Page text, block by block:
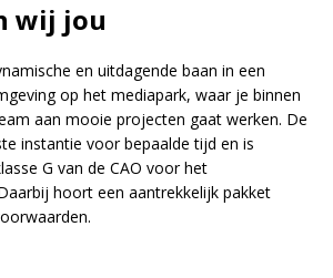
wij jou
en uitdagende baan in een
op het mediapark, waar je binnen
aan mooie projecten gaat werken. De
instantie voor bepaalde tijd en is
G van de CAO voor het
hoort een aantrekkelijk pakket